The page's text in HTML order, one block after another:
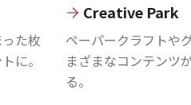
た枚
に。
Creative Park
ペーパークラフトや
まざまなコンテンツ
る。